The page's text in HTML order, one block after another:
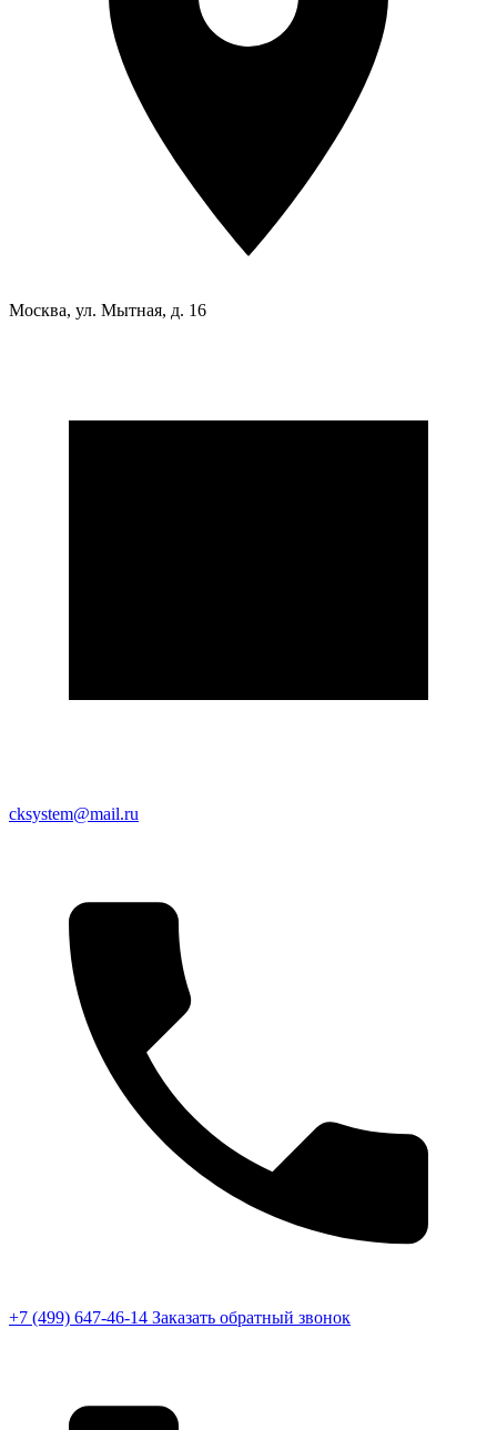
Москва, ул. Мытная, д. 16
cksystem@mail.ru
+7 (499) 647-46-14 Заказать обратный звонок